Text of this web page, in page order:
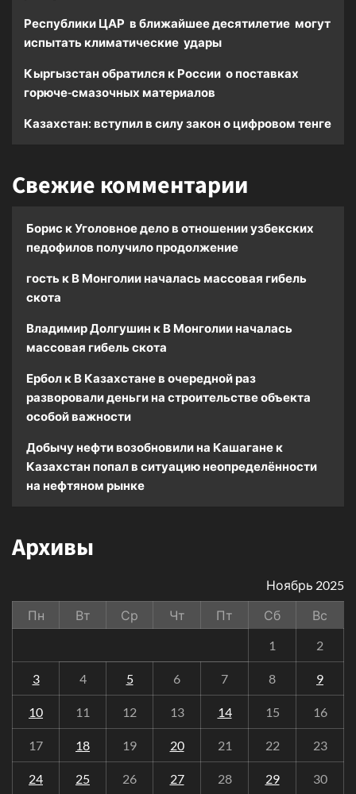
Республики ЦАР в ближайшее десятилетие могут
испытать климатические удары
Кыргызстан обратился к России о поставках
горюче-смазочных материалов
Казахстан: вступил в силу закон о цифровом тенге
Свежие комментарии
Борис кУголовное дело в отношении узбекских
педофилов получило продолжение
гость к В Монголии началась массовая гибель
скота
Владимир Долгушин к В Монголии началась
массовая гибель скота
Ербол к В Казахстане в очередной раз
разворовали деньги на строительстве объекта
особой важности
Добычу нефти возобновили на Кашагане к
Казахстан попал в ситуацию неопределённости
на нефтяном рынке
Архивы
Ноябрь 2025
Пн
Вт Ср Чт Пт Сб
Вс
1
2
3 4 5 6 7 8 9
10 11 12 13 14 15 16
17 18 19 20 21 22 23
24 25 26 27 28 29 30